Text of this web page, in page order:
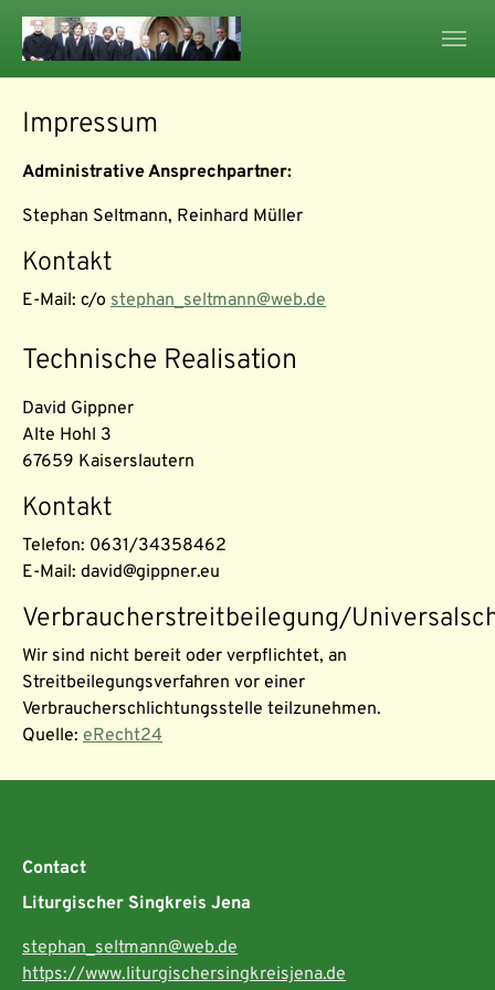
Skip to main navigation
Skip to main content
Skip to page footer
Impressum
Administrative Ansprechpartner:
Stephan Seltmann, Reinhard Müller
Kontakt
E-Mail: c/o stephan_seltmann@web.de
Technische Realisation
David Gippner
Alte Hohl 3
67659 Kaiserslautern
Kontakt
Telefon: 0631/34358462
E-Mail: david@gippner.eu
Verbraucherstreitbeilegung/
Wir sind nicht bereit oder verpflichtet, an
Streitbeilegungsverfahren vor einer
Verbraucherschlichtungsstelle teilzunehmen.
Quelle: eRecht24
Contact
Liturgischer Singkreis Jena
stephan_seltmann@web.de
https://www.liturgischersingkreisjena.de